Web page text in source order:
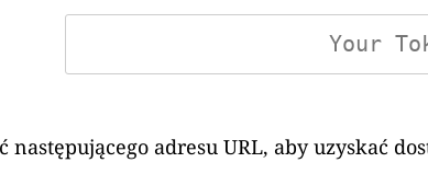
następującego adresu URL, aby uzyskać